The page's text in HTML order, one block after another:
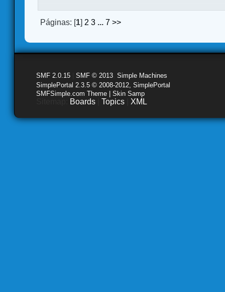
Páginas: [1] 2 3 ... 7 >>
SMF 2.0.15 SMF © 2013 Simple Machines
SimplePortal 2.3.5 © 2008-2012, SimplePortal
SMFSimple.com Theme | Skin Samp
Boards Topics XML